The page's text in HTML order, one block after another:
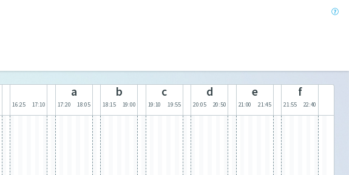
16:25 17:10
a
17:20 18:05
b
18:15 19:00
c
19:10 19:55
d
20:05 20:50
e
21:00 21:45
f
21:55 22:40